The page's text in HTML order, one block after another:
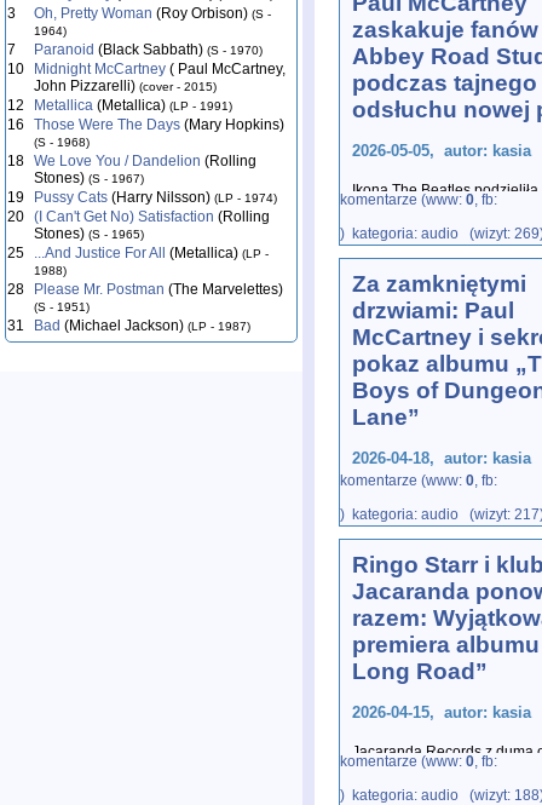
3 Oh, Pretty Woman (Roy Orbison) (S -
1964)
7 Paranoid (Black Sabbath) (S - 1970)
10 Midnight McCartney ( Paul McCartney,
John Pizzarelli) (cover - 2015)
12 Metallica (Metallica) (LP - 1991)
16 Those Were The Days (Mary Hopkins)
(S - 1968)
18 We Love You / Dandelion (Rolling
Stones) (S - 1967)
19 Pussy Cats (Harry Nilsson) (LP - 1974)
20 (I Can't Get No) Satisfaction (Rolling
Stones) (S - 1965)
25 ...And Justice For All (Metallica) (LP -
1988)
28 Please Mr. Postman (The Marvelettes)
(S - 1951)
31 Bad (Michael Jackson) (LP - 1987)
zaskakuje fanów
Abbey Road
podczas tajnego
odsłuchu nowej
2026-05-05, autor: kasia
Ikona The Beatles
wspomnieniami o Johnie
w
...
komentarze (www: 0, fb:
) kategoria: audio (wizyt:
Za zamkniętymi
drzwiami: Paul
McCartney i
pokaz albumu
Boys of
Lane”
2026-04-18, autor: kasia
poufności, do sieci
komentarze (www: 0, fb:
) kategoria: audio (wizyt:
Ringo Starr i
Jacaranda
razem:
premiera
Long Road”
2026-04-15, autor: kasia
Jacaranda Records z dumą
owocem jest ekskluzywna
Road”. ...
komentarze (www: 0, fb:
) kategoria: audio (wizyt: